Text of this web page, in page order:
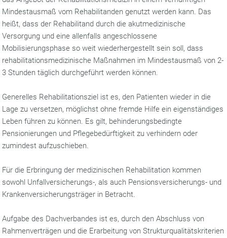
Mindestausmaß vom Rehabilitanden genutzt werden kann. Das
heißt, dass der Rehabilitand durch die akutmedizinische
Versorgung und eine allenfalls angeschlossene
Mobilisierungsphase so weit wiederhergestellt sein soll, dass
rehabilitationsmedizinische Maßnahmen im Mindestausmaß von 2-
3 Stunden täglich durchgeführt werden können.
Generelles Rehabilitationsziel ist es, den Patienten wieder in die
Lage zu versetzen, möglichst ohne fremde Hilfe ein eigenständiges
Leben führen zu können. Es gilt, behinderungsbedingte
Pensionierungen und Pflegebedürftigkeit zu verhindern oder
zumindest aufzuschieben.
Für die Erbringung der medizinischen Rehabilitation kommen
sowohl Unfallversicherungs-, als auch Pensionsversicherungs- und
Krankenversicherungsträger in Betracht.
Aufgabe des Dachverbandes ist es, durch den Abschluss von
Rahmenverträgen und die Erarbeitung von Strukturqualitätskriterien